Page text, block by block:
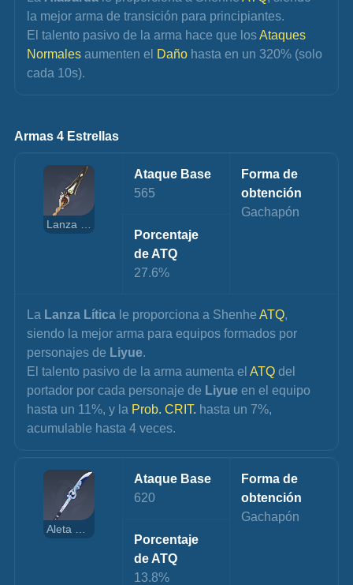
la mejor arma de transición para principiantes.
El talento pasivo de la arma hace que los Ataques
Normales aumenten el Daño hasta en un 320% (solo
cada 10s).
Armas 4 Estrellas
Ataque Base
565
Forma de
obtención
Gachapón
Porcentaje
de ATQ
27.6%
La Lanza Lítica le proporciona a Shenhe ATQ,
siendo la mejor arma para equipos formados por
personajes de Liyue.
El talento pasivo de la arma aumenta el ATQ del
portador por cada personaje de Liyue en el equipo
hasta un 11%, y la Prob. CRIT. hasta un 7%,
acumulable hasta 4 veces.
Ataque Base
620
Forma de
obtención
Gachapón
Porcentaje
de ATQ
13.8%